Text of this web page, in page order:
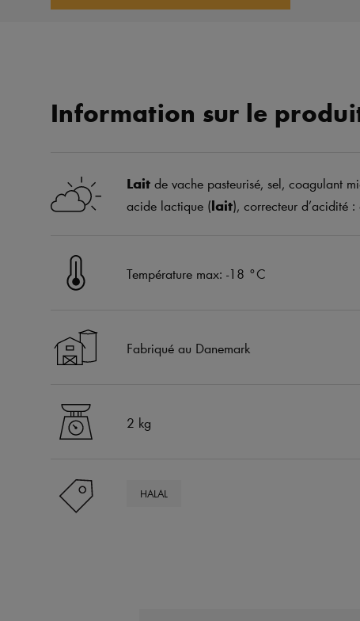
Information sur le
Lait de vache pasteurisé, sel, coagulant
acide lactique (lait), correcteur d’acidité
Température max: -18 °C
Fabriqué au Danemark
2 kg
HALAL